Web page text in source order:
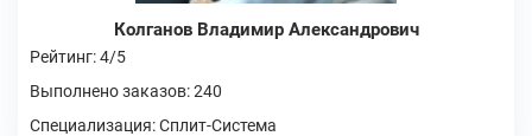
Колганов Владимир Александрович
Рейтинг: 4/5
Выполнено заказов: 240
Специализация: Сплит-Система